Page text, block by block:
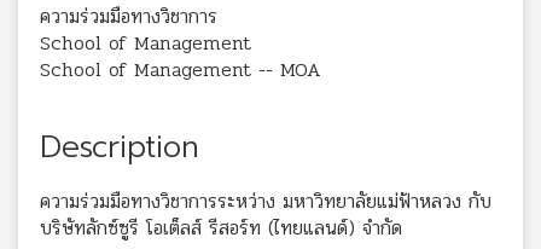
ความร่วมมือทางวิชาการ
School of Management
School of Management -- MOA
Description
ความร่วมมือทางวิชาการระหว่าง มหาวิทยาลัยแม่ฟ้าหลวง กับ
บริษัทลักซ์ซูรี โอเต็ลส์ รีสอร์ท (ไทยแลนด์) จำกัด